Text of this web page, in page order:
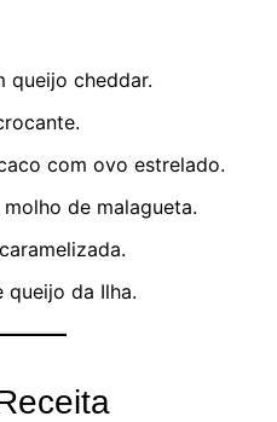
queijo cheddar.
com ovo estrelado.
de malagueta.
queijo da Ilha.